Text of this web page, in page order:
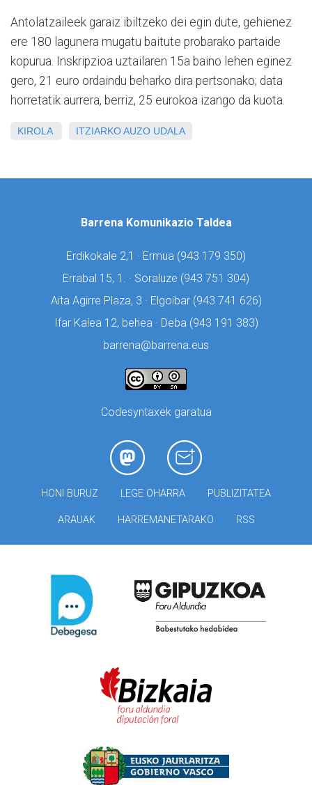
Antolatzaileek garaiz ibiltzeko dei egin dute, gehienez
ere 180 lagunera mugatu baitute probarako partaide
kopurua. Inskripzioa uztailaren 15a baino lehen eginez
gero, 21 euro ordaindu beharko dira pertsonako; data
horretatik aurrera, berriz, 25 eurokoa izango da kuota.
KIROLA ITZIARKO AUZO UDALA
Barrena Komunikazio Taldea
Erdikokale 2,1 · Ermua (943 179 350)
Errabal 15, 1. · Soraluze (943 751 304)
Aita Agirre Plaza, 3 · Elgoibar (943 741 626)
Ifar Kalea 12, behea · Deba (943 191 383)
barrena@barrena.eus
Codesyntaxek garatua
HONI BURUZ LEGE OHARRA PUBLIZITATEA
ARAUAK HARREMANETARAKO RSS